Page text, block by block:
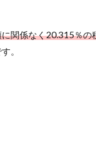
関係なく20.315％の
。